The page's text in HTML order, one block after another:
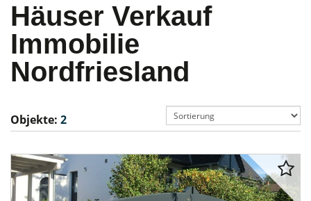
Häuser Verkauf
Immobilie
Nordfriesland
Objekte: 2